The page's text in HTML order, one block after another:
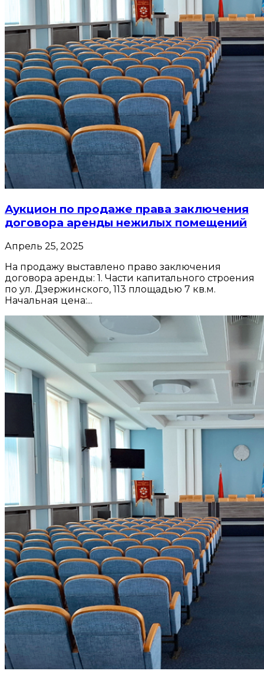
Аукцион по продаже права заключения
договора аренды нежилых помещений
Апрель 25, 2025
На продажу выставлено право заключения
договора аренды: 1. Части капитального строения
по ул. Дзержинского, 113 площадью 7 кв.м.
Начальная цена:...